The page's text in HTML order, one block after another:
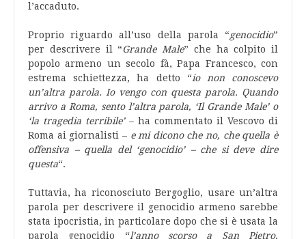
l’accaduto.
Proprio riguardo all’uso della parola “genocidio”
per descrivere il “Grande Male” che ha colpito il
popolo armeno un secolo fà, Papa Francesco, con
estrema schiettezza, ha detto “io non conoscevo
un’altra parola. Io vengo con questa parola. Quando
arrivo a Roma, sento l’altra parola, ‘Il Grande Male’ o
‘la tragedia terribile’– ha commentato il Vescovo di
Roma ai giornalisti – e mi dicono che no, che quella è
offensiva – quella del ‘genocidio’ – che si deve dire
questa“.
Tuttavia, ha riconosciuto Bergoglio, usare un’altra
parola per descrivere il genocidio armeno sarebbe
stata ipocristia, in particolare dopo che si è usata la
parola genocidio “l’anno scorso a San Pietro,